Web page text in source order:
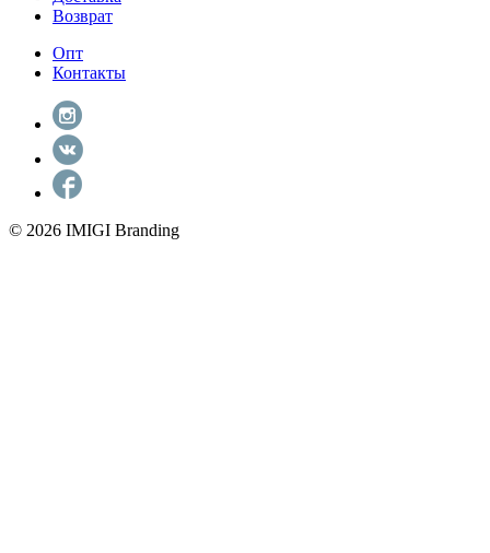
Возврат
Опт
Контакты
© 2026 IMIGI Branding